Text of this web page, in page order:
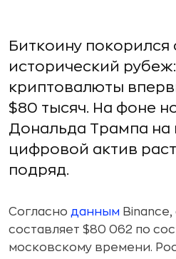
Биткоину покорился
исторический
криптовалюты
$80 тысяч. На фоне
Дональда Трампа на
цифровой актив
подряд.
Согласно данным
составляет $80 062 по
московскому времени.